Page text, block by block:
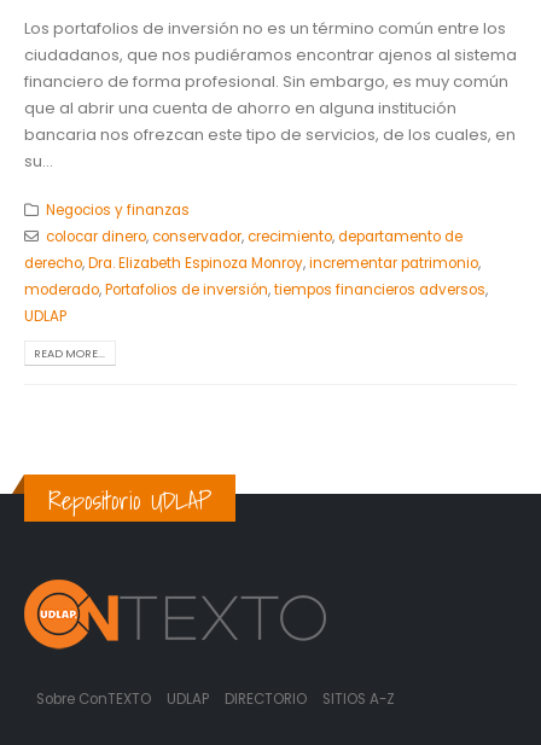
Los portafolios de inversión no es un término común entre los
ciudadanos, que nos pudiéramos encontrar ajenos al sistema
financiero de forma profesional. Sin embargo, es muy común
que al abrir una cuenta de ahorro en alguna institución
bancaria nos ofrezcan este tipo de servicios, de los cuales, en
su...
Negocios y finanzas
colocar dinero,conservador,crecimiento,departamento de
derecho,Dra. Elizabeth Espinoza Monroy,incrementar patrimonio,
moderado,Portafolios de inversión,tiempos financieros adversos,
UDLAP
READ MORE...
Repositorio UDLAP
Sobre ConTEXTO UDLAP DIRECTORIO SITIOS A-Z